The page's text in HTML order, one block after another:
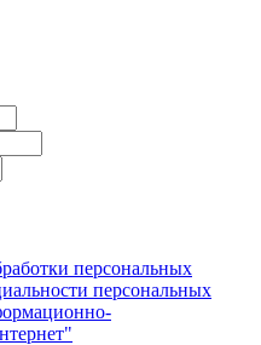
персональных
персональных